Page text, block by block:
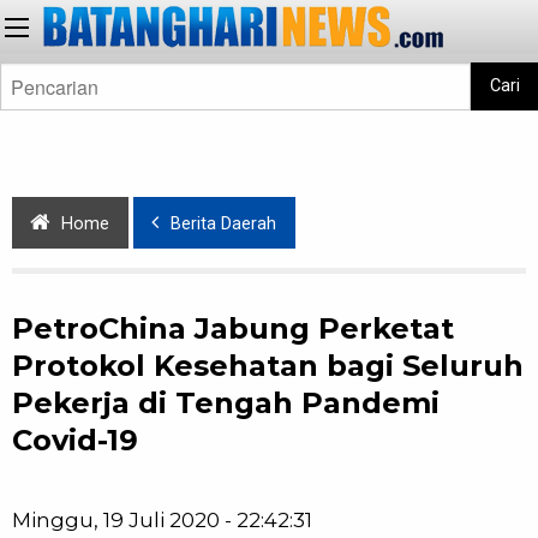
Cari
Home Berita Daerah
PetroChina Jabung Perketat
Protokol Kesehatan bagi Seluruh
Pekerja di Tengah Pandemi
Covid-19
Minggu, 19 Juli 2020 - 22:42:31